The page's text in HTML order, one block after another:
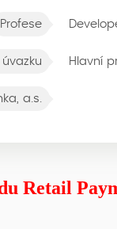
Profese
úvazku Hlavní
a.s.
Retail